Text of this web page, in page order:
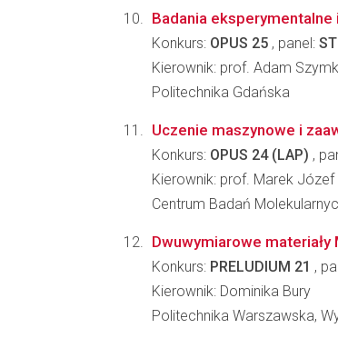
Badania
Konkurs: OPUS 25 , panel:
Kierownik: prof. Adam
Politechnika Gdańska
Uczenie maszynowe i
Konkurs: OPUS 24 (LAP) ,
Kierownik: prof. Marek
Centrum Badań
Dwuwymiarowe
Konkurs: PRELUDIUM 21 ,
Kierownik: Dominika Bury
Politechnika Warszawska,